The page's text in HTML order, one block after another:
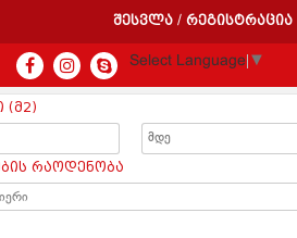
შესვლა / რეგისტრაცია
Select Language ▼
(მ2)
რაოდენობა